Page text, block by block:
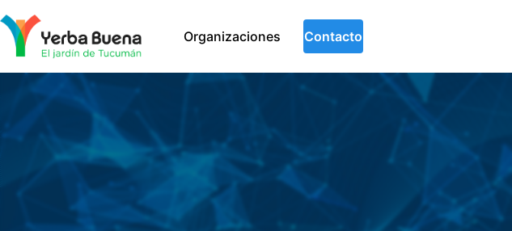
Organizaciones Contacto